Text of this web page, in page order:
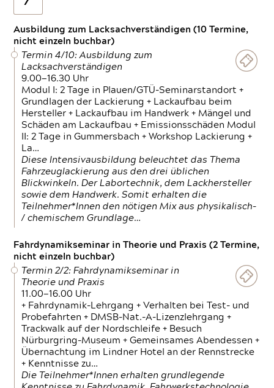
Ausbildung zum Lacksachverständigen (10 Termine,
nicht einzeln buchbar)
Termin 4/10: Ausbildung zum
Lacksachverständigen
9.00—16.30 Uhr
Modul I: 2 Tage in Plauen/GTÜ-Seminarstandort +
Grundlagen der Lackierung + Lackaufbau beim
Hersteller + Lackaufbau im Handwerk + Mängel und
Schäden am Lackaufbau + Emissionsschäden Modul
II: 2 Tage in Gummersbach + Workshop Lackierung +
La…
Diese Intensivausbildung beleuchtet das Thema
Fahrzeuglackierung aus den drei üblichen
Blickwinkeln. Der Labortechnik, dem Lackhersteller
sowie dem Handwerk. Somit erhalten die
Teilnehmer*Innen den nötigen Mix aus physikalisch-
/ chemischem Grundlage…
Fahrdynamikseminar in Theorie und Praxis (2 Termine,
nicht einzeln buchbar)
Termin 2/2: Fahrdynamikseminar in
Theorie und Praxis
11.00—16.00 Uhr
+ Fahrdynamik-Lehrgang + Verhalten bei Test- und
Probefahrten + DMSB-Nat.-A-Lizenzlehrgang +
Trackwalk auf der Nordschleife + Besuch
Nürburgring-Museum + Gemeinsames Abendessen +
Übernachtung im Lindner Hotel an der Rennstrecke
+ Kenntnisse zu…
Die Teilnehmer*Innen erhalten grundlegende